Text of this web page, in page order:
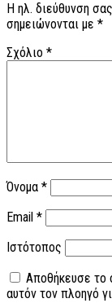
Η ηλ. διεύθυνση
σημειώνονται με *
Σχόλιο *
Όνομα *
Email *
Ιστότοπος
Αποθήκευσε το
αυτόν τον πλοηγό